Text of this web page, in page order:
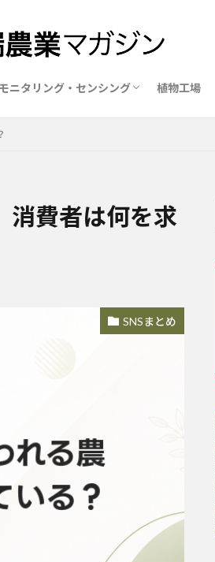
布の代行業者比較
・遮熱剤の比較
モニタリング・センシング
農業用環境制御システム比較
植物工場
消費者は何を求
SNSまとめ